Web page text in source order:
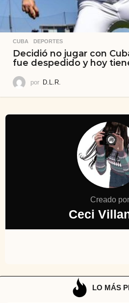
CUBA ,DEPORTES
Decidió no jugar con
fue despedido y hoy
por D.L.R.
Creado por
Ceci
LO MÁS